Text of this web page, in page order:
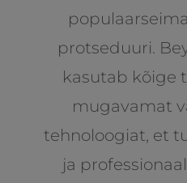
protseduuri.
kasutab kõige
mugavamat
tehnoloogiat, et
ja